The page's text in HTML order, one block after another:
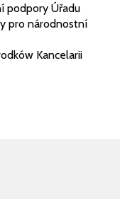
podpory Úřadu
pro národnostní
Kancelarii